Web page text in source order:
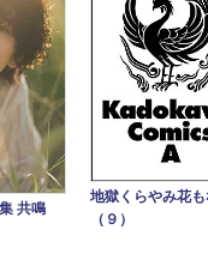
共鳴
地獄くらやみ花
（９）